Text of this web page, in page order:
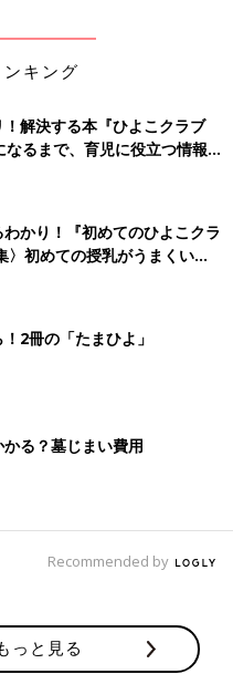
キング
解決する本『ひよこクラブ
るまで、育児に役立つ情報が
かり！『初めてのひよこクラ
〉初めての授乳がうまくい
基本と夏のトラブル 解決テ
2冊の「たまひよ」
る？墓じまい費用
Recommended by
っと見る